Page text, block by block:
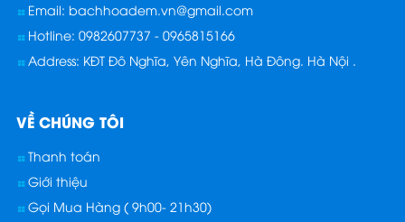
Email: bachhoadem.vn@gmail.com
Hotline: 0982607737 - 0965815166
Address: KĐT Đô Nghĩa, Yên Nghĩa, Hà Đông. Hà Nội .
VỀ CHÚNG TÔI
Thanh toán
Giới thiệu
Gọi Mua Hàng ( 9h00- 21h30)